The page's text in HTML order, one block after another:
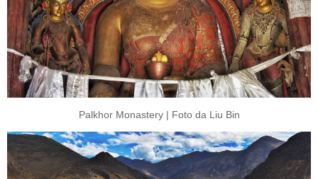
Palkhor Monastery | Foto da Liu Bin